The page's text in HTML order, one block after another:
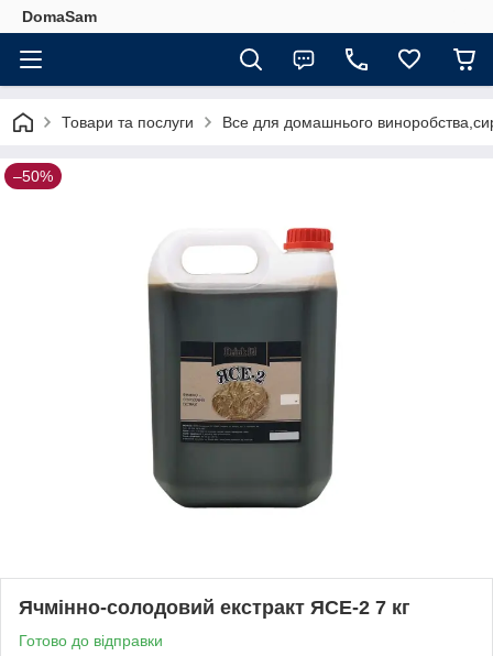
DomaSam
Товари та послуги Все для домашнього
–50%
Ячмінно-солодовий екстракт ЯСЕ-2 7 кг
Готово до відправки